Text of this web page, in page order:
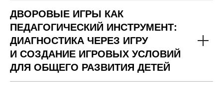
ДВОРОВЫЕ ИГРЫ КАК
ПЕДАГОГИЧЕСКИЙ ИНСТРУМЕНТ:
ДИАГНОСТИКА ЧЕРЕЗ ИГРУ
И СОЗДАНИЕ ИГРОВЫХ УСЛОВИЙ
ДЛЯ ОБЩЕГО РАЗВИТИЯ ДЕТЕЙ